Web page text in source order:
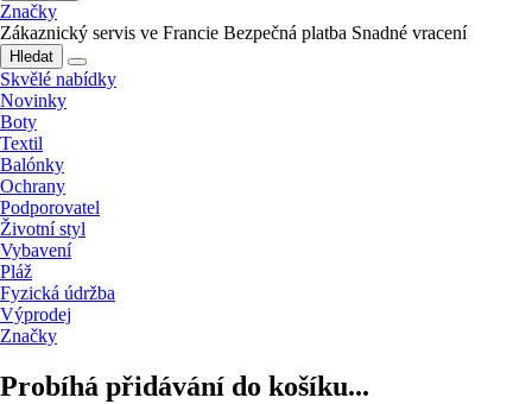
Značky
Zákaznický servis ve Francie Bezpečná platba Snadné vracení
Hledat
Skvělé nabídky
Novinky
Boty
Textil
Balónky
Ochrany
Podporovatel
Životní styl
Vybavení
Pláž
Fyzická údržba
Výprodej
Značky
Probíhá přidávání do košíku...